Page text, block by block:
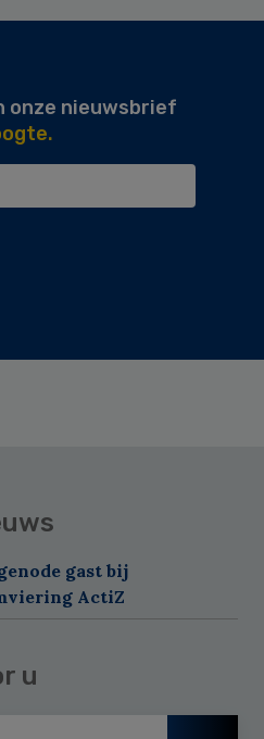
onze nieuwsbrief
gast bij
ActiZ
u